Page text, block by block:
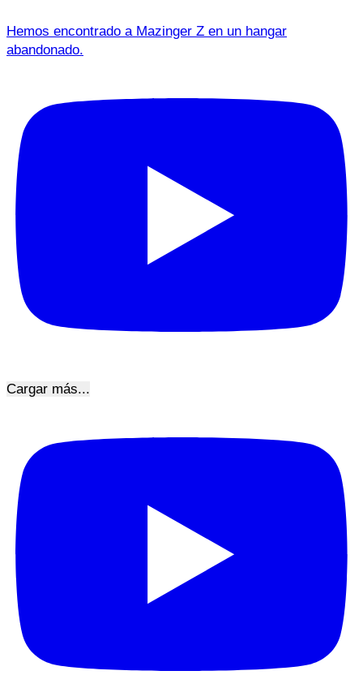
Hemos encontrado a Mazinger Z en un hangar
abandonado.
Cargar más...